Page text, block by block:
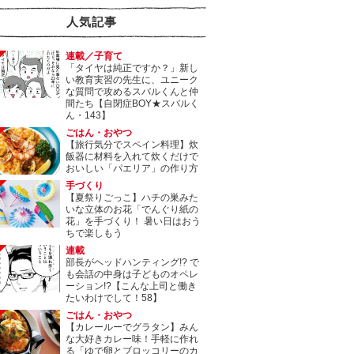
人気記事
連載／子育て
「タイヤは純正ですか？」新し
い教育実習の先生に、ユニーク
な質問で攻めるスバルくんと仲
間たち【自閉症BOY★スバルく
ん・143】
ごはん・おやつ
【旅行気分でスペイン料理】炊
飯器に材料を入れて炊くだけで
おいしい「パエリア」の作り方
手づくり
【夏祭りごっこ】ハチの巣みた
いな立体のお花「でんぐり紙の
花」を手づくり！ 暑い日はおう
ちで楽しもう
連載
部長がヘッドハンティング!? で
も会話の中身は子どものオペレ
ーション!?【こんな上司と働き
たいわけでして！58】
ごはん・おやつ
【カレールーでグラタン】みん
な大好きカレー味！手軽に作れ
る「ゆで卵とブロッコリーのカ